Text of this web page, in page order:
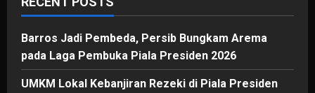
Barros Jadi Pembeda, Persib Bungkam Arema
pada Laga Pembuka Piala Presiden 2026
UMKM Lokal Kebanjiran Rezeki di Piala Presiden